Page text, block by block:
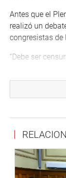
Antes que el
realizó un
congresistas
“Debe ser
debatir una
una censura.
Esther
cierto que hay
se puede